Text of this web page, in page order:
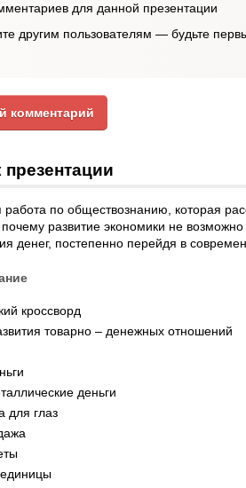
для данной презентации
другим пользователям — будьте
комментарий
по обществознанию, которая
развитие экономики не
денег, постепенно перейдя в
кроссворд
товарно – денежных отношений
деньги
для глаз